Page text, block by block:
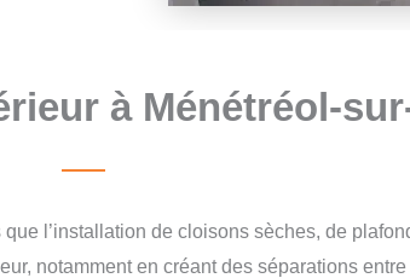
à Ménétréol-
l’installation de cloisons sèches, de
notamment en créant des séparations